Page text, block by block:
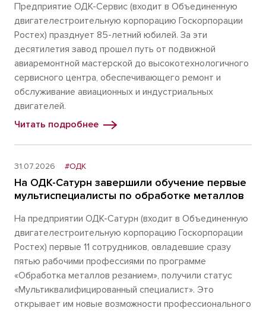
Предприятие ОДК-Сервис (входит в Объединенную
двигателестроительную корпорацию Госкорпорации
Ростех) празднует 85-летний юбилей. За эти
десятилетия завод прошел путь от подвижной
авиаремонтной мастерской до высокотехнологичного
сервисного центра, обеспечивающего ремонт и
обслуживание авиационных и индустриальных
двигателей.
Читать подробнее
31.07.2026 #ОДК
На ОДК-Сатурн завершили обучение первые
мультиспециалисты по обработке металлов
На предприятии ОДК-Сатурн (входит в Объединенную
двигателестроительную корпорацию Госкорпорации
Ростех) первые 11 сотрудников, овладевшие сразу
пятью рабочими профессиями по программе
«Обработка металлов резанием», получили статус
«Мультиквалифицированный специалист». Это
открывает им новые возможности профессионального